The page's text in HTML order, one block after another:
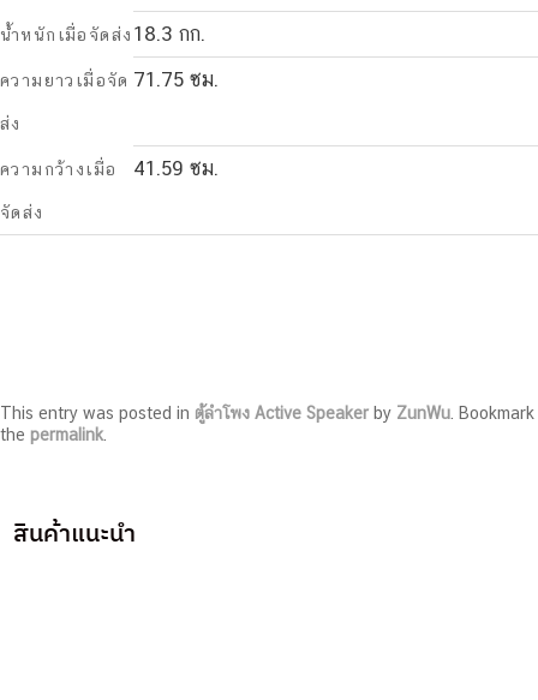
น้ำหนักเมื่อจัดส่ง 18.3 กก.
ความยาวเมื่อจัด
ส่ง
71.75 ซม.
ความกว้างเมื่อ
จัดส่ง
41.59 ซม.
This entry was posted in ตู้ลำโพง Active Speaker by ZunWu. Bookmark
the permalink.
สินค้าแนะนำ